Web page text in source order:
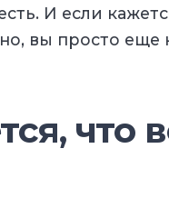
И если
вы просто еще
что